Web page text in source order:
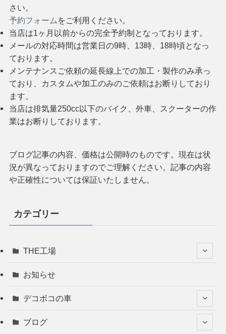
さい。
予約フォーム をご利用ください。
当店は1ヶ月以前からの完全予約制となっております。
メールの対応時間は営業日の9時、13時、18時頃となっ
ております。
メンテナンスご依頼の延長線上での加工・製作のみ承っ
ており、カスタムや加工のみのご依頼はお断りしており
ます。
当店は排気量250cc以下のバイク、外車、スクーターの作
業はお断りしております。
ブログ記事の内容、価格は公開時のものです。現在は状
況が異なっておりますのでご理解ください。記事の内容
や正確性については保証いたしません。
カテゴリー
THE工場
お知らせ
デコボコの車
ブログ